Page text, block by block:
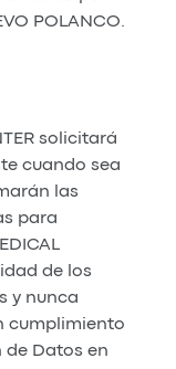
POLANCO.
solicitará
cuando sea
las
para
de los
y nunca
cumplimiento
de Datos en